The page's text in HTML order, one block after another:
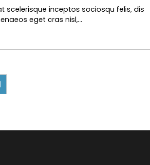
scelerisque inceptos sociosqu felis, dis
eget cras nisl,…